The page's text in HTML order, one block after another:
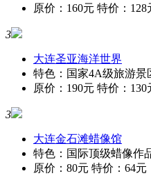
原价：160元 特价：128
3
大连圣亚海洋世界
特色：国家4A级旅游景
原价：190元 特价：130
3
大连金石滩蜡像馆
特色：国际顶级蜡像作
原价：80元 特价：64元